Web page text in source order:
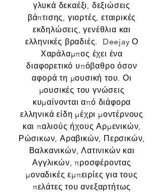
γλυκά δεκαέξι, δεξιώσεις
βάπτισης, γιορτές, εταιρικές
εκδηλώσεις, γενέθλια και
ελληνικές βραδιές. Deejay Ο
Χαράλαμπος έχει ένα
διαφορετικό υπόβαθρο όσον
αφορά τη μουσική του. Οι
μουσικές του γνώσεις
κυμαίνονται από διάφορα
ελληνικά είδη μέχρι μοντέρνους
και παλιούς ήχους Αρμενικών,
Ρώσικων, Αραβικών, Περσικών,
Βαλκανικών, Λατινικών και
Αγγλικών, προσφέροντας
μοναδικές εμπειρίες για τους
πελάτες του ανεξαρτήτως